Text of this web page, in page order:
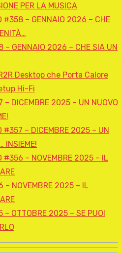
PER LA MUSICA
#358 – GENNAIO 2026 – CHE
– GENNAIO 2026 – CHE SIA UN
Desktop che Porta Calore
Hi-Fi
– DICEMBRE 2025 – UN NUOVO
#357 – DICEMBRE 2025 – UN
INSIEME!
#356 – NOVEMBRE 2025 – IL
– NOVEMBRE 2025 – IL
– OTTOBRE 2025 – SE PUOI